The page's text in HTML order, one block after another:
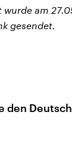
wurde am
gesendet.
den